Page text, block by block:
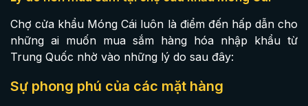
Chợ cửa khẩu Móng Cái luôn là điểm đến hấp dẫn cho
những ai muốn mua sắm hàng hóa nhập khẩu từ
Trung Quốc nhờ vào những lý do sau đây:
Sự phong phú của các mặt hàng